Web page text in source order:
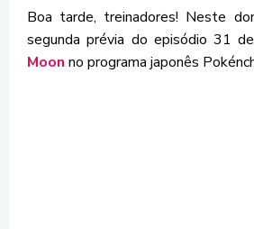
Boa tarde, treinadores! Neste
segunda prévia do episódio 31 de
Moon no programa japonês